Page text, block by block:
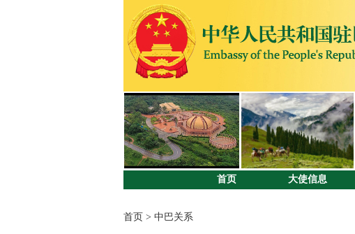
首页 大使信息
首页 > 中巴关系